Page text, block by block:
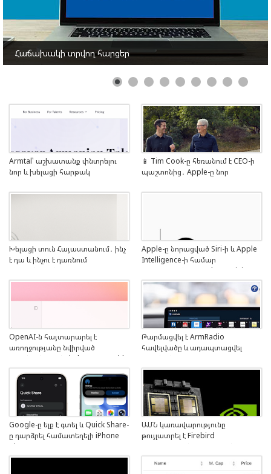
Հաճախակի տրվող հարցեր
Armtal՝ աշխատանք փնտրելու
նոր և խելացի հարթակ
📱 Tim Cook-ը հեռանում է CEO-ի
պաշտոնից․ Apple-ը նոր
Խելացի տուն Հայաստանում․ ինչ
է դա և ինչու է դառնում
Apple-ը նորացված Siri-ի և Apple
Intelligence-ի համար
կօգտագործի Google Gemini
արհեստական բանականության
OpenAI-ն հայտարարել է
առողջությանը նվիրված
առանձին բաժնի՝ ChatGPT Health-
ի գործարկման մասին
Թարմացվել է ArmRadio
հավելվածը և ադապտացվել
Google-ը ելք է գտել և Quick Share-
ը դարձրել համատեղելի iPhone
AirDrop-ի հետ
ԱՄՆ կառավարությունը
թույլատրել է Firebird
արտահանել NVIDIA-ի գերհզոր
չիպերը